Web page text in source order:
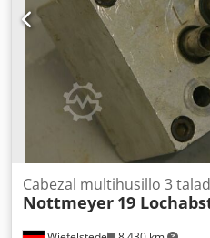
Cabezal multihusillo 3
Nottmeyer 19